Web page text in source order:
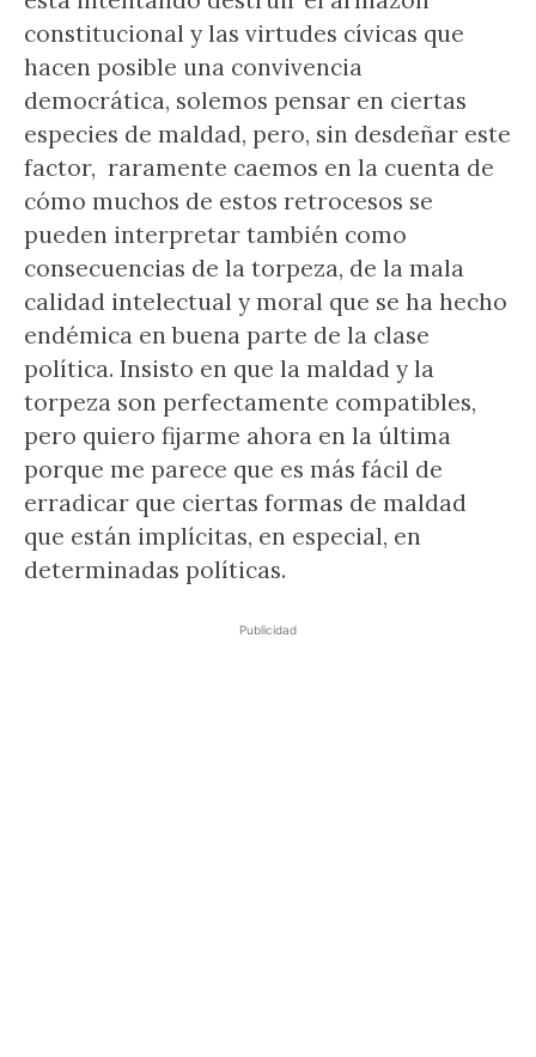
constitucional y las virtudes cívicas que
hacen posible una convivencia
democrática, solemos pensar en ciertas
especies de maldad, pero, sin desdeñar este
factor, raramente caemos en la cuenta de
cómo muchos de estos retrocesos se
pueden interpretar también como
consecuencias de la torpeza, de la mala
calidad intelectual y moral que se ha hecho
endémica en buena parte de la clase
política. Insisto en que la maldad y la
torpeza son perfectamente compatibles,
pero quiero fijarme ahora en la última
porque me parece que es más fácil de
erradicar que ciertas formas de maldad
que están implícitas, en especial, en
determinadas políticas.
Publicidad